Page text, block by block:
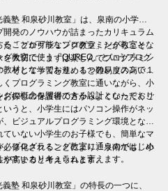
塾 和泉砂川教室」は、泉南の小学生
発のノウハウが詰まったカリキュラム
ことが可能なプログラミング教室とな
教室で使う「QUREO」というプログ
材となっており、１つのレッスンで１
「プログラミング教室」だからこそ、
大切に、まずは楽しんでプログラミン
そして学習を進めると難易度の高いゲ
プログラミング教室に通いながら、小
の概念を習得できる設計となっており
探しの保護者の方からよくいただくご
うと、小学生にはパソコン操作がネッ
ビジュアルプログラミング環境となっ
いない小学生のお子様でも、簡単なマ
プログラミング教室に通うのがはじめ
すいカリキュラムと言えます。
修化されることにより、泉南でも、小
高まると考えられます。
塾 和泉砂川教室」の特長の一つに、